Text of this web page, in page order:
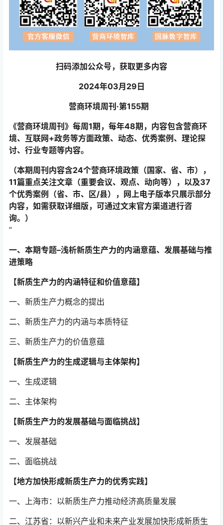
扫码添加公众号，获取更多内容
2024年03月29日
营商环境周刊·第155期
《营商环境周刊》每周1期，每年48期，内容包含营商环
境、互联网+政务等方面政策、动态、优秀案例、理论探
讨、行业专题等内容。
（本期周刊内容含24个营商环境政策（国家、省、市），
11篇重点关注文章（重要会议、观点、动向等），以及37
个优秀案例（省、市、区/县），网上电子版本只展示部分
内容，如需获取详细版，可通过文末官方渠道进行咨
询。）
”
一、本期专题–浅析新质生产力的内涵意蕴、发展基础与推
进策略
【新质生产力的内涵特征和价值意蕴】
一、新质生产力概念的提出
二、新质生产力的内涵与本质特征
三、新质生产力的价值意蕴
【新质生产力的生成逻辑与主体架构】
一、生成逻辑
二、主体架构
【新质生产力的发展基础与面临挑战】
一、发展基础
二、面临挑战
【地方加快形成新质生产力的优秀实践】
一、上海市：以新质生产力推动经济高质量发展
二、江苏省：以新兴产业和未来产业发展加快形成新质生